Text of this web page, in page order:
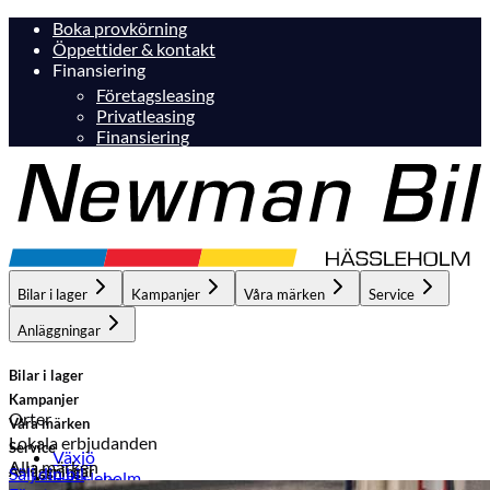
Boka provkörning
Öppettider & kontakt
Finansiering
Företagsleasing
Privatleasing
Finansiering
Bilar i lager Kampanjer Våra märken Service
Anläggningar
Bilar i lager
Orter
Växjö
Hässleholm
Kampanjer
Lokala erbjudanden
Hässleholm
Våra märken
Alla märken
Service
Anläggningar
Sälj din bil